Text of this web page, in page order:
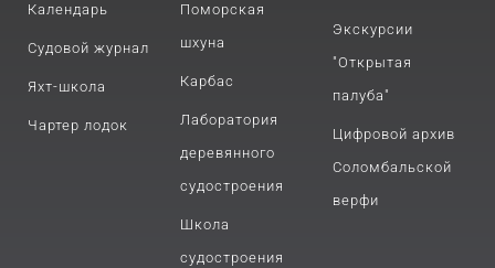
Календарь
Судовой журнал
Яхт-школа
Чартер лодок
Поморская
шхуна
Карбас
Лаборатория
деревянного
судостроения
Школа
судостроения
Экскурсии
"Открытая
палуба"
Цифровой архив
Соломбальской
верфи